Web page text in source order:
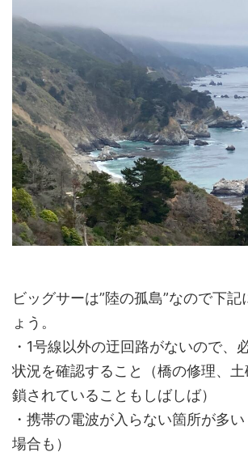
ビッグサーは”陸の孤島”なので下記
ょう。
・1号線以外の迂回路がないので、
状況を確認すること（橋の修理、
鎖されていることもしばしば）
・携帯の電波が入らない箇所が多
場合も）